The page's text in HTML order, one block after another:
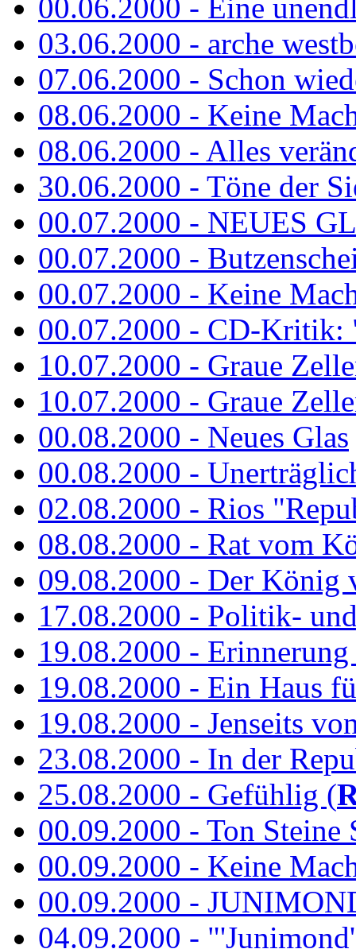
00.06.2000 - Eine
03.06.2000 - arche
07.06.2000 - Schon
08.06.2000 - Keine
08.06.2000 - Alles
30.06.2000 - Töne der
00.07.2000 - NEUES
00.07.2000 -
00.07.2000 - Keine
00.07.2000 - CD-Kritik:
10.07.2000 - Graue
10.07.2000 - Graue
00.08.2000 - Neues Glas
00.08.2000 -
02.08.2000 - Rios
08.08.2000 - Rat vom
09.08.2000 - Der König
17.08.2000 - Politik-
19.08.2000 -
19.08.2000 - Ein Haus
19.08.2000 - Jenseits
23.08.2000 - In der
25.08.2000 - Gefühlig (
00.09.2000 - Ton Steine
00.09.2000 - Keine
00.09.2000 -
04.09.2000 -